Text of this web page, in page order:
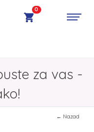
0
za vas -
← Nazad